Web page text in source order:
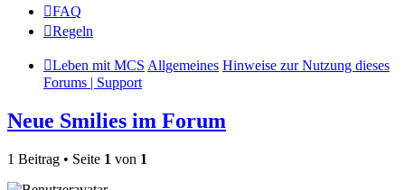
FAQ
Regeln
Leben mit MCS Allgemeines Hinweise zur Nutzung dieses
Forums | Support
Neue Smilies im Forum
1 Beitrag • Seite 1 von 1